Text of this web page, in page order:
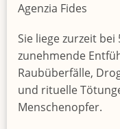
Agenzia Fides
Sie liege zurzeit
zunehmende
Raubüberfälle,
und rituelle
Menschenopfer.